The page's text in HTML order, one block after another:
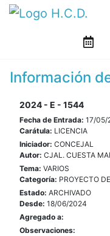
Información
2024 - E - 1544
Fecha de Entrada: 17/05/
Carátula: LICENCIA
Iniciador: CONCEJAL
Autor: CJAL. CUESTA
Tema: VARIOS
Categoría: PROYECTO
Estado: ARCHIVADO
Desde: 18/06/2024
Agregado a:
Observaciones: